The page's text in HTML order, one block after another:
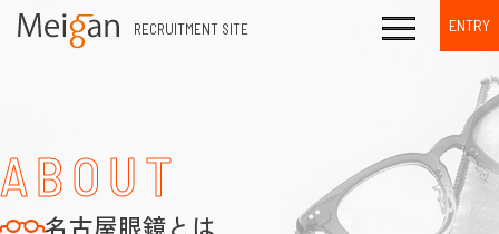
RECRUITMENT SITE ENTRY
ABOUT
名古屋眼鏡とは